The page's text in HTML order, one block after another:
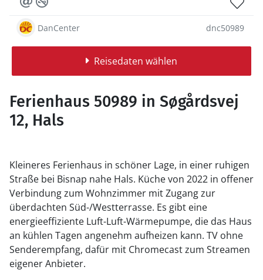
DanCenter dnc50989
Reisedaten wählen
Ferienhaus 50989 in Søgårdsvej
12, Hals
Kleineres Ferienhaus in schöner Lage, in einer ruhigen
Straße bei Bisnap nahe Hals. Küche von 2022 in offener
Verbindung zum Wohnzimmer mit Zugang zur
überdachten Süd-/Westterrasse. Es gibt eine
energieeffiziente Luft-Luft-Wärmepumpe, die das Haus
an kühlen Tagen angenehm aufheizen kann. TV ohne
Senderempfang, dafür mit Chromecast zum Streamen
eigener Anbieter.